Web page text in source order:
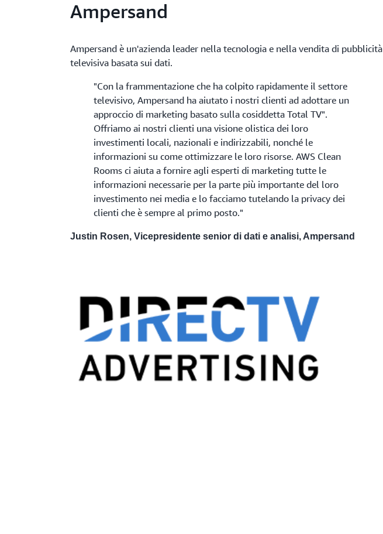
Ampersand
Ampersand è un'azienda leader nella tecnologia e nella vendita di pubblicità
televisiva basata sui dati.
"Con la frammentazione che ha colpito rapidamente il settore
televisivo, Ampersand ha aiutato i nostri clienti ad adottare un
approccio di marketing basato sulla cosiddetta Total TV".
Offriamo ai nostri clienti una visione olistica dei loro
investimenti locali, nazionali e indirizzabili, nonché le
informazioni su come ottimizzare le loro risorse. AWS Clean
Rooms ci aiuta a fornire agli esperti di marketing tutte le
informazioni necessarie per la parte più importante del loro
investimento nei media e lo facciamo tutelando la privacy dei
clienti che è sempre al primo posto."
Justin Rosen, Vicepresidente senior di dati e analisi, Ampersand